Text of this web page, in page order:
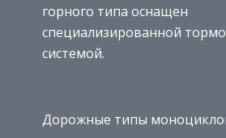
горного типа оснащен
специализированной
системой.
Дорожные типы